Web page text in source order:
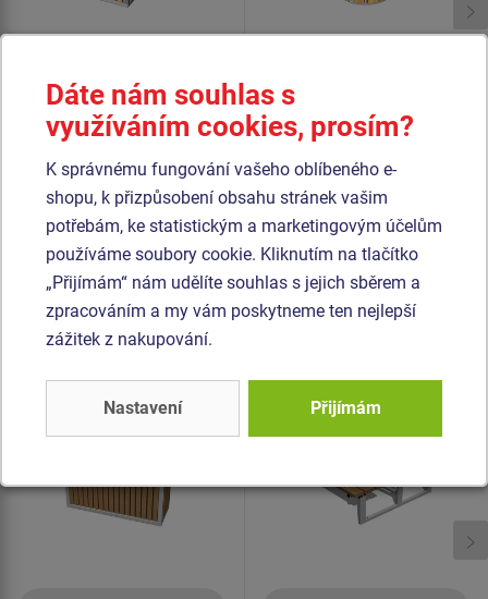
Cena na dotaz
Odpadkový koš s
pozinkovanou vložkou. Počet
kusů skladem: 10 ks
Odpadkový koš s
pozinkovanou vložkou
OKN0002SD.
Podobnézboží
Produkt - OKV-0310ZP-10
Odpadkový koš na
tříděný odpad
OKV0310ZP
Produkt - LAV-0311ZP-10
LAV0311ZP (mobilní)
Dáte nám souhlas s
využíváním cookies, prosím?
K správnému fungování vašeho oblíbeného e-
shopu, k přizpůsobení obsahu stránek vašim
potřebám, ke statistickým a marketingovým účelům
používáme soubory cookie. Kliknutím na tlačítko
„Přijímám“ nám udělíte souhlas s jejich sběrem a
zpracováním a my vám poskytneme ten nejlepší
zážitek z nakupování.
Nastavení Přijímám